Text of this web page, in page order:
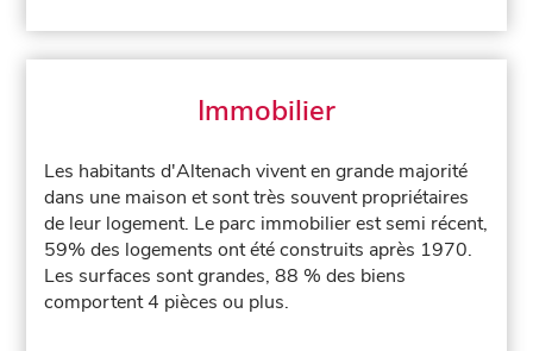
Immobilier
Les habitants d'Altenach vivent en grande majorité
dans une maison et sont très souvent propriétaires
de leur logement. Le parc immobilier est semi récent,
59% des logements ont été construits après 1970.
Les surfaces sont grandes, 88 % des biens
comportent 4 pièces ou plus.